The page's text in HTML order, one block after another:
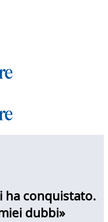
ha conquistato.
dubbi»